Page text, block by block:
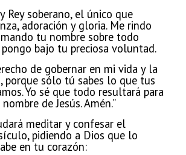
Rey soberano, el único que
adoración y gloria. Me rindo
tu nombre sobre todo
bajo tu preciosa voluntad.
de gobernar en mi vida y la
porque sólo tú sabes lo que tus
Yo sé que todo resultará para
de Jesús. Amén.”
meditar y confesar el
pidiendo a Dios que lo
en tu corazón: